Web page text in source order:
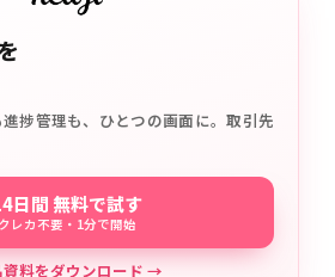
捗管理も、ひとつの画面に。取引先
日間 無料で試す
クレカ不要・1分で開始
資料をダウンロード →